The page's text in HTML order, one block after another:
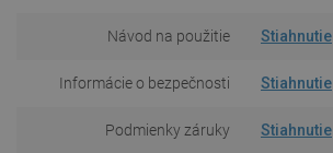
Návod na použitie Stiahnutie
Informácie o bezpečnosti Stiahnutie
Podmienky záruky Stiahnutie